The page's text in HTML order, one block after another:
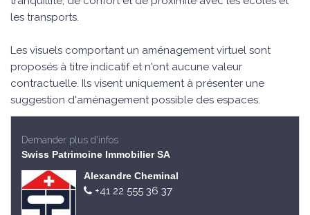
les transports.
Les visuels comportant un aménagement virtuel sont
proposés à titre indicatif et n'ont aucune valeur
contractuelle. Ils visent uniquement à présenter une
suggestion d'aménagement possible des espaces.
Demander plus d'infos
Swiss Patrimoine Immobilier SA
Alexandre Cheminal
+41 22 555 36 37